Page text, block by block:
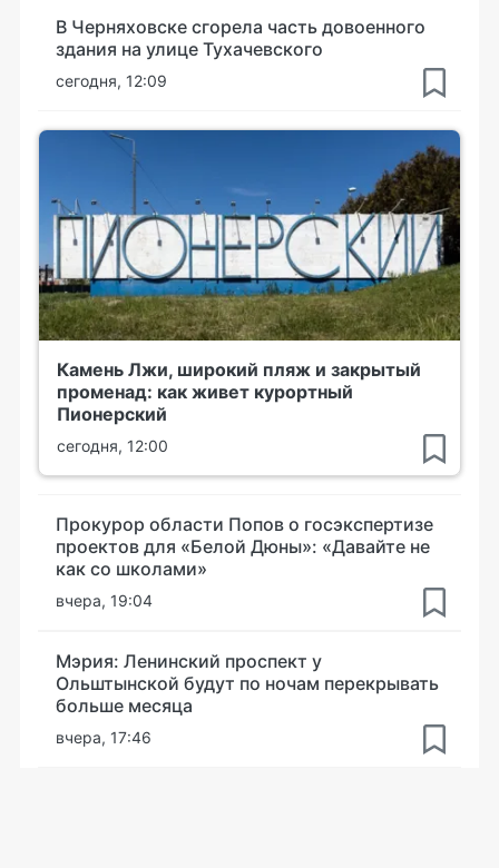
В Черняховске сгорела часть довоенного
здания на улице Тухачевского
сегодня, 12:09
Камень Лжи, широкий пляж и закрытый
променад: как живет курортный
Пионерский
сегодня, 12:00
Прокурор области Попов о госэкспертизе
проектов для «Белой Дюны»: «Давайте не
как со школами»
вчера, 19:04
Мэрия: Ленинский проспект у
Ольштынской будут по ночам перекрывать
больше месяца
вчера, 17:46